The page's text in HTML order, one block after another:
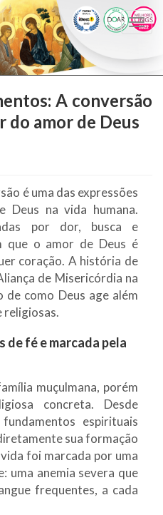
A conversão
do amor de Deus
é uma das expressões
Deus na vida humana.
por dor, busca e
que o amor de Deus é
coração. A história de
de Misericórdia na
de como Deus age além
religiosas.
de fé e marcada pela
muçulmana, porém
concreta. Desde
espirituais
sua formação
foi marcada por uma
uma anemia severa que
frequentes, a cada